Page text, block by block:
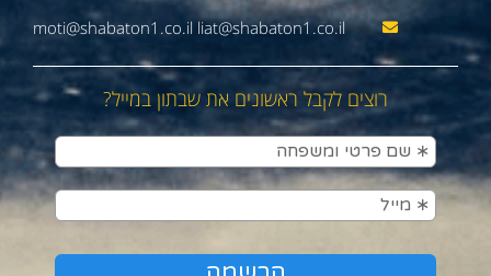
moti@shabaton1.co.il liat@shabaton1.co.il
רוצים לקבל ראשונים את שבתון במייל?